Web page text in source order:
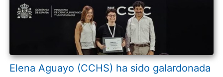
Elena Aguayo (CCHS) ha sido galardonada